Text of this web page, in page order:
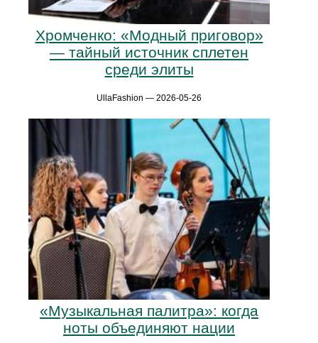
Хромченко: «Модный приговор»
— тайный источник сплетен
среди элиты
UllaFashion — 2026-05-26
«Музыкальная палитра»: когда
ноты объединяют нации